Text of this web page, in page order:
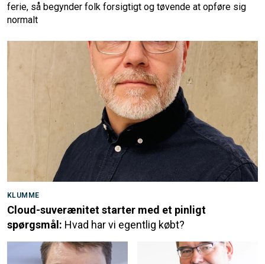
ferie, så begynder folk forsigtigt og tøvende at opføre sig
normalt
KLUMME
Cloud-suverænitet starter med et pinligt
spørgsmål: Hvad har vi egentlig købt?